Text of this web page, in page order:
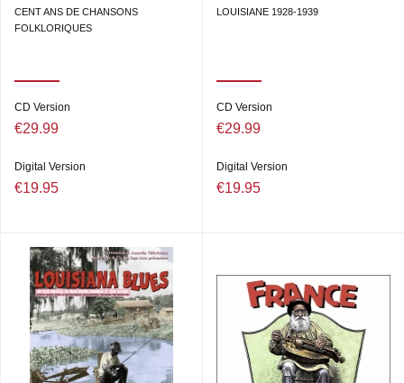
CENT ANS DE CHANSONS
FOLKLORIQUES
CD Version
€29.99
Digital Version
€19.95
LOUISIANE 1928-1939
CD Version
€29.99
Digital Version
€19.95